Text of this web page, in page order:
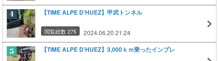
【TIME ALPE D'HUEZ】甲武トンネル
閲覧総数 275 2024.06.20 21:24
【TIME ALPE D'HUEZ】3,000ｋｍ乗ったインプレ